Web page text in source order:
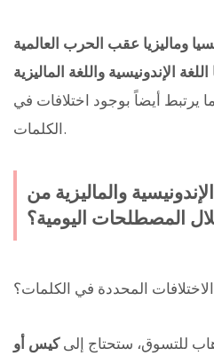
وماليزيا عقب الحرب العالمية
الإندونيسية واللغة الماليزية
يرتبط أيضاً بوجود اختلافات في
الكلمات.
والماليزية من
المصطلحات اليومية؟
المحددة في الكلمات؟
للتسوق، ستحتاج إلىكيس أو